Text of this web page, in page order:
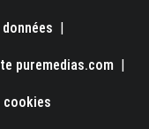
|
puremedias.com |
cookies